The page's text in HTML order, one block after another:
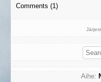
Comments (1)
Aihe: